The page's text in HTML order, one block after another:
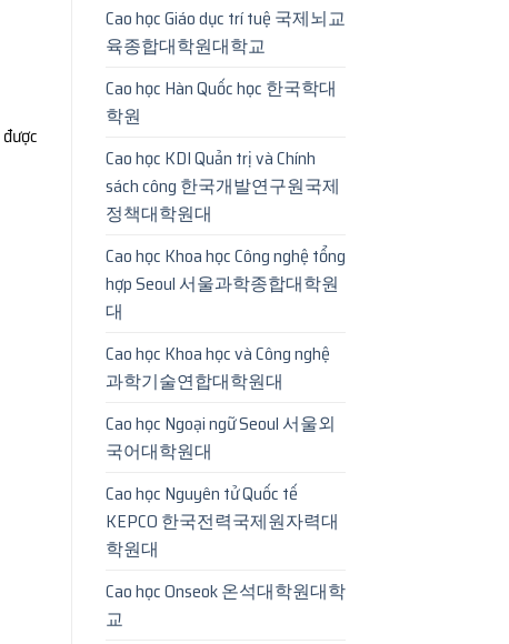
được
Cao học Giáo dục trí tuệ 국제뇌교
육종합대학원대학교
Cao học Hàn Quốc học 한국학대
학원
Cao học KDI Quản trị và Chính
sách công 한국개발연구원국제
정책대학원대
Cao học Khoa học Công nghệ tổng
hợp Seoul 서울과학종합대학원
대
Cao học Khoa học và Công nghệ
과학기술연합대학원대
Cao học Ngoại ngữ Seoul 서울외
국어대학원대
Cao học Nguyên tử Quốc tế
KEPCO 한국전력국제원자력대
학원대
Cao học Onseok 온석대학원대학
교